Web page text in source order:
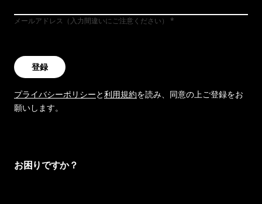
メールアドレス（入力間違いにご注意ください）
登録
プライバシーポリシーと利用規約を読み、同意の上ご登録をお
願いします。
お困りですか？